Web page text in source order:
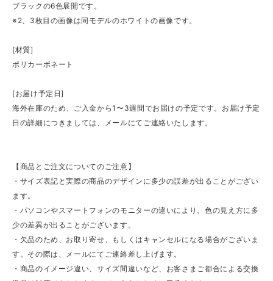
ブラックの6色展開です。
※2、3枚目の画像は同モデルのホワイトの画像です。
[材質]
ポリカーボネート
[お届け予定日]
海外在庫のため、ご入金から1〜3週間でお届けの予定です。お届け予定
日の詳細につきましては、メールにてご連絡いたします。
【商品とご注文についてのご注意】
・サイズ表記と実際の商品のデザインに多少の誤差が出ることがござい
ます。
・パソコンやスマートフォンのモニターの違いにより、色の見え方に多
少の差異が出ることがございます。
・欠品のため、お取り寄せ、もしくはキャンセルになる場合がございま
す。その際は、メールにてご連絡差し上げます。
・商品のイメージ違い、サイズ間違いなど、お客さまご都合による交換